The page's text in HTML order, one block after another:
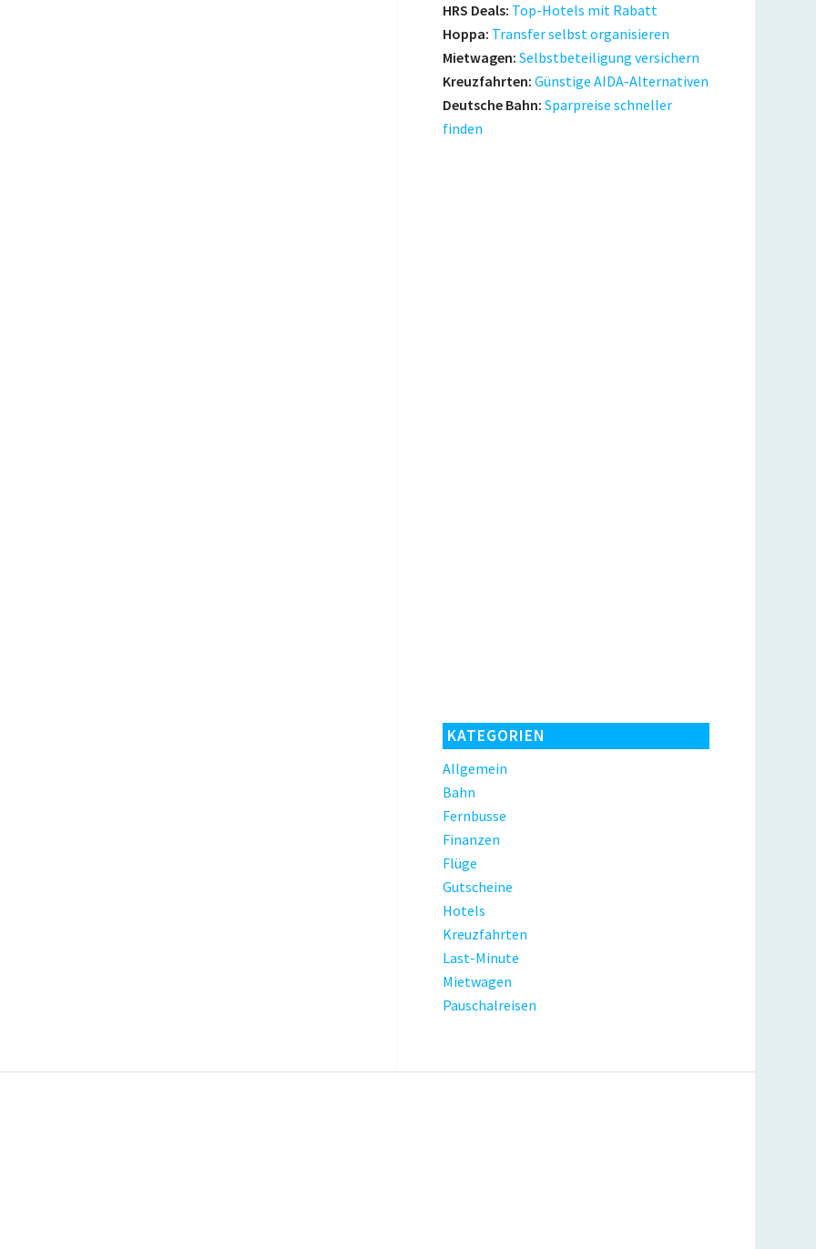
HRS Deals: Top-Hotels mit Rabatt
Hoppa: Transfer selbst organisieren
Mietwagen: Selbstbeteiligung versichern
Kreuzfahrten: Günstige AIDA-Alternativen
Deutsche Bahn: Sparpreise schneller
finden
KATEGORIEN
Allgemein
Bahn
Fernbusse
Finanzen
Flüge
Gutscheine
Hotels
Kreuzfahrten
Last-Minute
Mietwagen
Pauschalreisen